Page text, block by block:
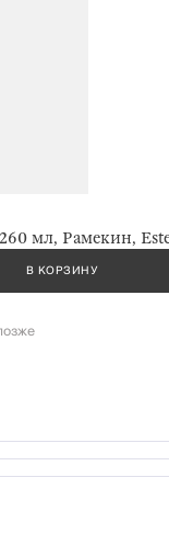
мл, Рамекин,
В КОРЗИНУ